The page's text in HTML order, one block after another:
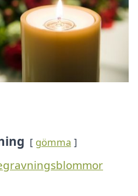
gömma